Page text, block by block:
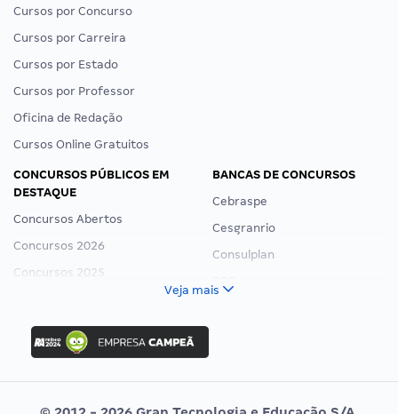
Cursos por Concurso
Cursos por Carreira
Cursos por Estado
Cursos por Professor
Oficina de Redação
Cursos Online Gratuitos
CONCURSOS PÚBLICOS EM
DESTAQUE
Concursos Abertos
Concursos 2026
Concursos 2025
Concurso Nacional Unificado
Concurso Ibama
Concurso MPU
Editais publicados
BANCAS DE CONCURSOS
Cebraspe
Cesgranrio
Consulplan
Veja mais